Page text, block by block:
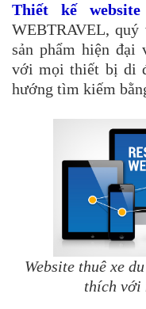
Thiết kế
WEBTRAVEL,
sản phẩm hiện đại
với mọi thiết bị di
hướng tìm kiếm
Website thuê xe
thích với